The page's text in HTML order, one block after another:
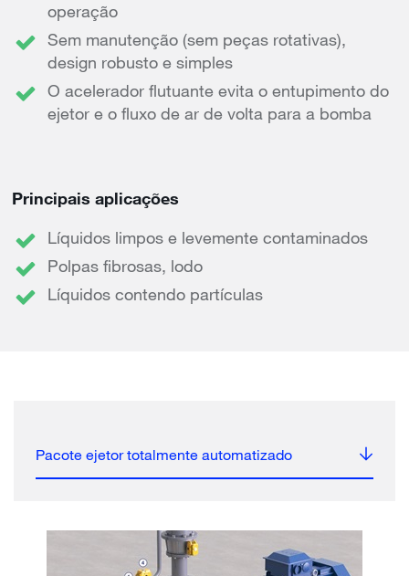
operação
Sem manutenção (sem peças rotativas),
design robusto e simples
O acelerador flutuante evita o entupimento do
ejetor e o fluxo de ar de volta para a bomba
Principais aplicações
Líquidos limpos e levemente contaminados
Polpas fibrosas, lodo
Líquidos contendo partículas
Pacote ejetor totalmente automatizado